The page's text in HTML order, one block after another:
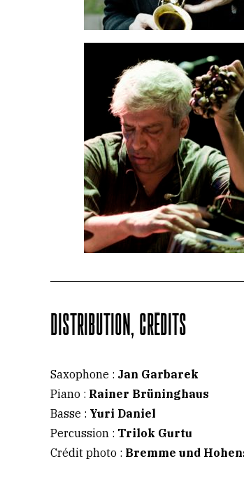
DISTRIBUTION, CRÉDITS
Saxophone : Jan Garbarek
Piano : Rainer Brüninghaus
Basse : Yuri Daniel
Percussion : Trilok Gurtu
Crédit photo : Bremme und